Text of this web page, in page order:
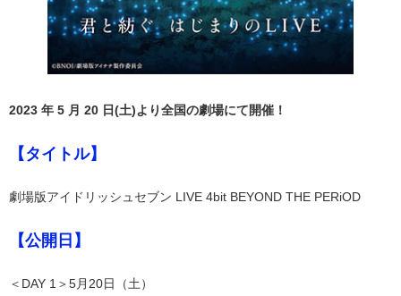
2023 年 5 月 20 日(土)より全国の劇場にて開催！
【タイトル】
劇場版アイドリッシュセブン LIVE 4bit BEYOND THE PERiOD
【公開日】
＜DAY 1＞5月20日（土）